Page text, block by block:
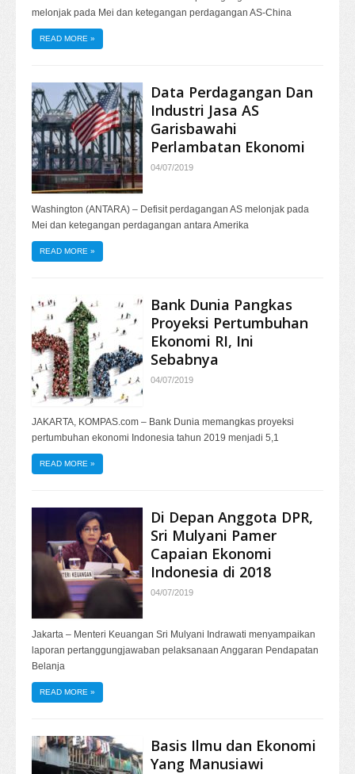
melonjak pada Mei dan ketegangan perdagangan AS-China
READ MORE »
Data Perdagangan Dan
Industri Jasa AS
Garisbawahi
Perlambatan Ekonomi
04/07/2019
Washington (ANTARA) – Defisit perdagangan AS melonjak pada
Mei dan ketegangan perdagangan antara Amerika
READ MORE »
Bank Dunia Pangkas
Proyeksi Pertumbuhan
Ekonomi RI, Ini
Sebabnya
04/07/2019
JAKARTA, KOMPAS.com – Bank Dunia memangkas proyeksi
pertumbuhan ekonomi Indonesia tahun 2019 menjadi 5,1
READ MORE »
Di Depan Anggota DPR,
Sri Mulyani Pamer
Capaian Ekonomi
Indonesia di 2018
04/07/2019
Jakarta – Menteri Keuangan Sri Mulyani Indrawati menyampaikan
laporan pertanggungjawaban pelaksanaan Anggaran Pendapatan
Belanja
READ MORE »
Basis Ilmu dan Ekonomi
Yang Manusiawi